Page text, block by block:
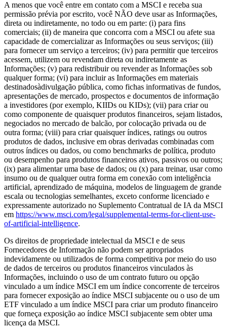
A menos que você entre em contato com a MSCI e receba sua
permissão prévia por escrito, você NÃO deve usar as Informações,
direta ou indiretamente, no todo ou em parte: (i) para fins
comerciais; (ii) de maneira que concorra com a MSCI ou afete sua
capacidade de comercializar as Informações ou seus serviços; (iii)
para fornecer um serviço a terceiros; (iv) para permitir que terceiros
acessem, utilizem ou revendam direta ou indiretamente as
Informações; (v) para redistribuir ou revender as Informações sob
qualquer forma; (vi) para incluir as Informações em materiais
destinadosàdivulgação pública, como fichas informativas de fundos,
apresentações de mercado, prospectos e documentos de informação
a investidores (por exemplo, KIIDs ou KIDs); (vii) para criar ou
como componente de quaisquer produtos financeiros, sejam listados,
negociados no mercado de balcão, por colocação privada ou de
outra forma; (viii) para criar quaisquer índices, ratings ou outros
produtos de dados, inclusive em obras derivadas combinadas com
outros índices ou dados, ou como benchmarks de política, produto
ou desempenho para produtos financeiros ativos, passivos ou outros;
(ix) para alimentar uma base de dados; ou (x) para treinar, usar como
insumo ou de qualquer outra forma em conexão com inteligência
artificial, aprendizado de máquina, modelos de linguagem de grande
escala ou tecnologias semelhantes, exceto conforme licenciado e
expressamente autorizado no Suplemento Contratual de IA da MSCI
em https://www.msci.com/legal/supplemental-terms-for-client-use-
of-artificial-intelligence.
Os direitos de propriedade intelectual da MSCI e de seus
Fornecedores de Informação não podem ser apropriados
indevidamente ou utilizados de forma competitiva por meio do uso
de dados de terceiros ou produtos financeiros vinculados às
Informações, incluindo o uso de um contrato futuro ou opção
vinculado a um índice MSCI em um índice concorrente de terceiros
para fornecer exposição ao índice MSCI subjacente ou o uso de um
ETF vinculado a um índice MSCI para criar um produto financeiro
que forneça exposição ao índice MSCI subjacente sem obter uma
licença da MSCI.